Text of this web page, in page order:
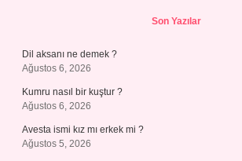
Son Yazılar
Dil aksanı ne demek ?
Ağustos 6, 2026
Kumru nasıl bir kuştur ?
Ağustos 6, 2026
Avesta ismi kız mı erkek mi ?
Ağustos 5, 2026